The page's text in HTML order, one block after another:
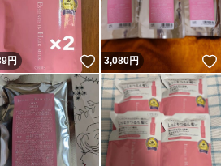
！
円 いいね！
3,080円